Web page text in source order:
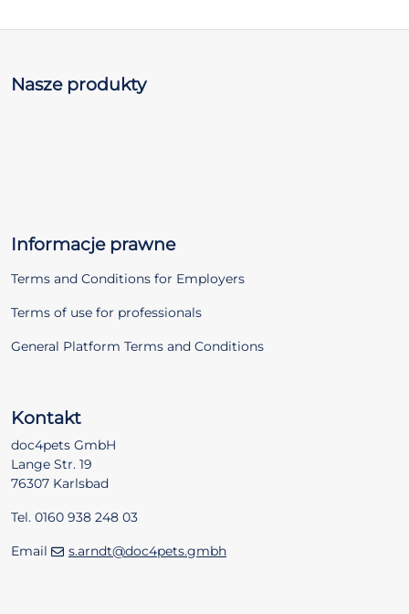
Nasze produkty
Informacje prawne
Terms and Conditions for Employers
Terms of use for professionals
General Platform Terms and Conditions
Kontakt
doc4pets GmbH
Lange Str. 19
76307 Karlsbad
Tel. 0160 938 248 03
Email s.arndt@doc4pets.gmbh